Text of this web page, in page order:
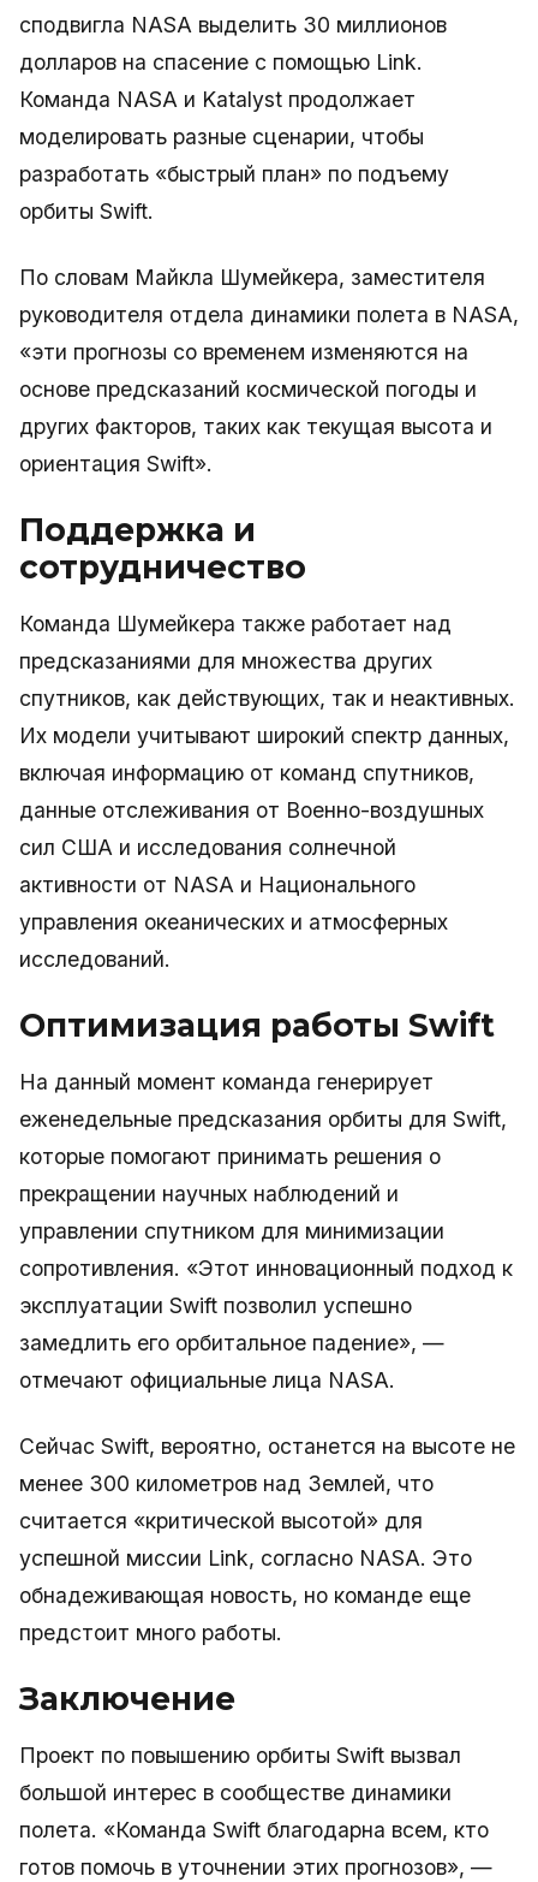
сподвигла NASA выделить 30 миллионов
долларов на спасение с помощью Link.
Команда NASA и Katalyst продолжает
моделировать разные сценарии, чтобы
разработать «быстрый план» по подъему
орбиты Swift.
По словам Майкла Шумейкера, заместителя
руководителя отдела динамики полета в NASA,
«эти прогнозы со временем изменяются на
основе предсказаний космической погоды и
других факторов, таких как текущая высота и
ориентация Swift».
Поддержка и
сотрудничество
Команда Шумейкера также работает над
предсказаниями для множества других
спутников, как действующих, так и неактивных.
Их модели учитывают широкий спектр данных,
включая информацию от команд спутников,
данные отслеживания от Военно-воздушных
сил США и исследования солнечной
активности от NASA и Национального
управления океанических и атмосферных
исследований.
Оптимизация работы Swift
На данный момент команда генерирует
еженедельные предсказания орбиты для Swift,
которые помогают принимать решения о
прекращении научных наблюдений и
управлении спутником для минимизации
сопротивления. «Этот инновационный подход к
эксплуатации Swift позволил успешно
замедлить его орбитальное падение», —
отмечают официальные лица NASA.
Сейчас Swift, вероятно, останется на высоте не
менее 300 километров над Землей, что
считается «критической высотой» для
успешной миссии Link, согласно NASA. Это
обнадеживающая новость, но команде еще
предстоит много работы.
Заключение
Проект по повышению орбиты Swift вызвал
большой интерес в сообществе динамики
полета. «Команда Swift благодарна всем, кто
готов помочь в уточнении этих прогнозов», —